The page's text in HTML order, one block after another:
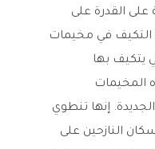
القدرة على
يشير أيضاً التكيف في مخيمات
يتكيف بها
المخيمات
إنها تنطوي
النازحين على